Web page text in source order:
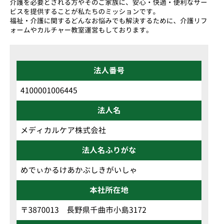
介護を必要とされる方やそのご家族に、安心・快適・便利なサー
ビスを提供することが私たちのミッションです。
福祉・介護に関するどんなお悩みでも解決するために、介護リフ
ォームやカルチャー教室運営もしております。
法人番号
4100001006445
法人名
メディカルケア株式会社
法人名ふりがな
めでぃかるけあかぶしきがいしゃ
本社所在地
〒3870013 長野県千曲市小島3172